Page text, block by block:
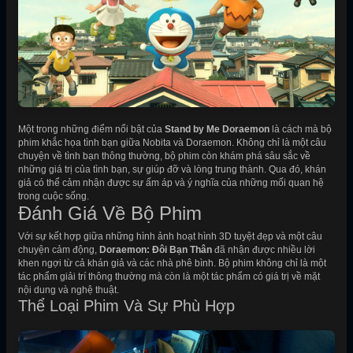
Một trong những điểm nổi bật của Stand by Me Doraemon là cách mà bộ
phim khắc họa tình bạn giữa Nobita và Doraemon. Không chỉ là một câu
chuyện về tình bạn thông thường, bộ phim còn khám phá sâu sắc về
những giá trị của tình bạn, sự giúp đỡ và lòng trung thành. Qua đó, khán
giả có thể cảm nhận được sự ấm áp và ý nghĩa của những mối quan hệ
trong cuộc sống.
Đánh Giá Về Bộ Phim
Với sự kết hợp giữa những hình ảnh hoạt hình 3D tuyệt đẹp và một câu
chuyện cảm động, Doraemon: Đôi Bạn Thân đã nhận được nhiều lời
khen ngợi từ cả khán giả và các nhà phê bình. Bộ phim không chỉ là một
tác phẩm giải trí thông thường mà còn là một tác phẩm có giá trị về mặt
nội dung và nghệ thuật.
Thể Loại Phim Và Sự Phù Hợp